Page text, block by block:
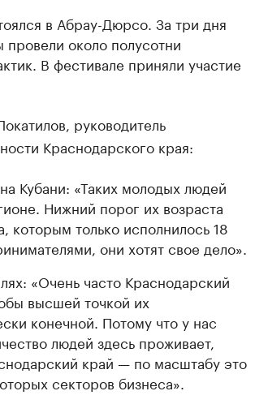
в Абрау-Дюрсо. За три дня
около полусотни
В фестивале приняли участие
руководитель
Краснодарского края:
Кубани: «Таких молодых людей
Нижний порог их возраста
которым только исполнилось 18
они хотят свое дело».
«Очень часто Краснодарский
высшей точкой их
конечной. Потому что у нас
людей здесь проживает,
край — по масштабу это
секторов бизнеса».